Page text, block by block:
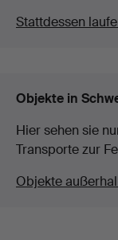
Stattdessen
Objekte in
Hier sehen sie
Transporte zur
Objekte